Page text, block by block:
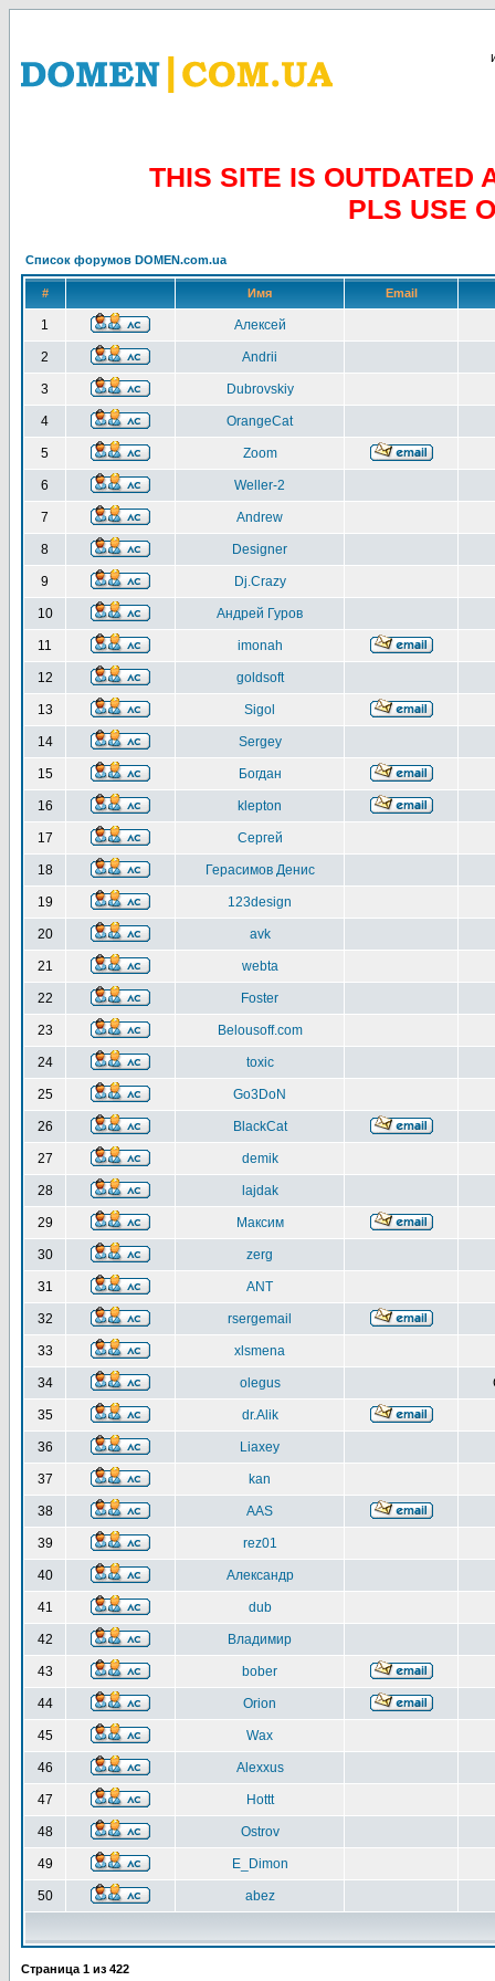
THIS SITE IS OUTDATED
PLS USE
Список форумов DOMEN.com.ua
# Имя Email
1 Алексей
2 Andrii
3 Dubrovskiy
4 OrangeCat
5 Zoom
6 Weller-2
7 Andrew
8 Designer
9 Dj.Crazy
10 Андрей Гуров
11 imonah
12 goldsoft
13 Sigol
14 Sergey
15 Богдан
16 klepton
17 Сергей
18 Герасимов Денис
19 123design
20 avk
21 webta
22 Foster
23 Belousoff.com
24 toxic
25 Go3DoN
26 BlackCat
27 demik
28 lajdak
29 Максим
30 zerg
31 ANT
32 rsergemail
33 xlsmena
34 olegus
35 dr.Alik
36 Liaxey
37 kan
38 AAS
39 rez01
40 Александр
41 dub
42 Владимир
43 bober
44 Orion
45 Wax
46 Alexxus
47 Hottt
48 Ostrov
49 E_Dimon
50 abez
Страница 1 из 422